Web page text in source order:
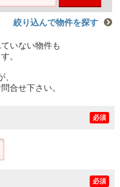
絞り込んで物件を探す
いない物件も
。
合せ下さい。
必須
必須